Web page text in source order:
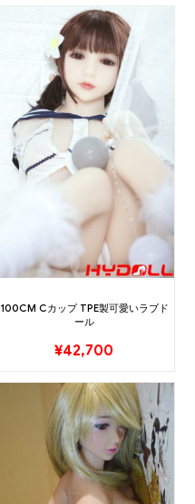
100CM Cカップ TPE製可愛いラブド
ール
¥42,700